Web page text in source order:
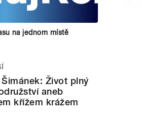
na jednom místě
Šimánek: Život plný
aneb
křížem krážem